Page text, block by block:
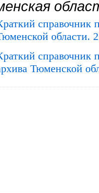
справочник
области.
справочник
Тюменской